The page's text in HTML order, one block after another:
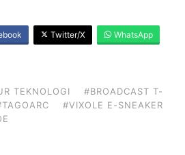
Twitter/X WhatsApp
TEKNOLOGI
#BROADCAST T-
#VIXOLE E-SNEAKER